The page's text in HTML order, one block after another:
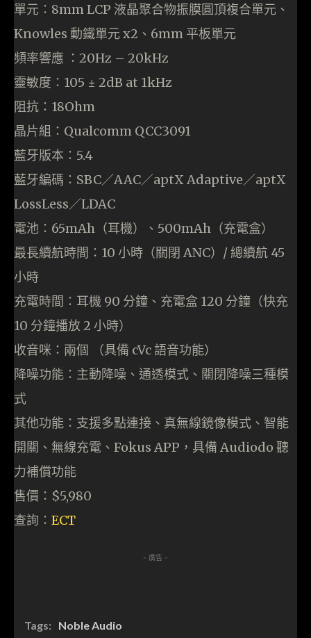
單元：8mm LCP 液晶聚合物振膜圓頂複合單元、
Knowles 動鐵單元 x2、6mm 平板單元
頻率響應 ：20Hz – 20kHz
靈敏度：105 ± 2dB at 1kHz
阻抗：18Ohm
晶片組：Qualcomm QCC3091
藍牙版本：5.4
藍牙編碼：SBC／AAC／aptX Adaptive／aptX
LossLess／LDAC
電池：65mAh（耳機）、500mAh（充電盒）
最長續航時間：10 小時（關閉 ANC）/ 總續航 45
小時
充電時間：耳機 90 分鐘、充電盒 120 分鐘（快充
10 分鐘播放 2 小時）
收音咪：兩個 （具備 cVc 語音功能）
降噪功能：主動降噪、通透模式、關閉降噪三種模
式
其他功能：支援多點連接、真無線鏡像模式、智能
開關、無線充電、Fokus APP，具備 Audiodo 聽
力補償功能
售價：$5,980
查詢： ECT
- 廣告 -
Tags: Noble Audio